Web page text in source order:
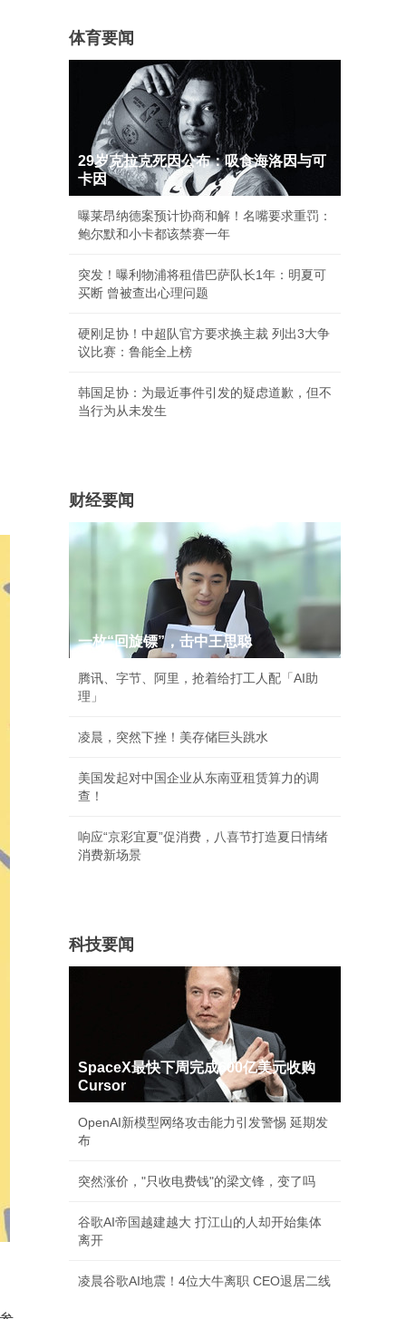
体育要闻
29岁克拉克死因公布：吸食海洛因与可
卡因
曝莱昂纳德案预计协商和解！名嘴要求重罚：
鲍尔默和小卡都该禁赛一年
突发！曝利物浦将租借巴萨队长1年：明夏可
买断 曾被查出心理问题
硬刚足协！中超队官方要求换主裁 列出3大争
议比赛：鲁能全上榜
韩国足协：为最近事件引发的疑虑道歉，但不
当行为从未发生
财经要闻
一枚“回旋镖”，击中王思聪
腾讯、字节、阿里，抢着给打工人配「AI助
理」
凌晨，突然下挫！美存储巨头跳水
美国发起对中国企业从东南亚租赁算力的调
查！
响应“京彩宜夏”促消费，八喜节打造夏日情绪
消费新场景
科技要闻
SpaceX最快下周完成600亿美元收购
Cursor
OpenAI新模型网络攻击能力引发警惕 延期发
布
突然涨价，"只收电费钱"的梁文锋，变了吗
谷歌AI帝国越建越大 打江山的人却开始集体
离开
凌晨谷歌AI地震！4位大牛离职 CEO退居二线